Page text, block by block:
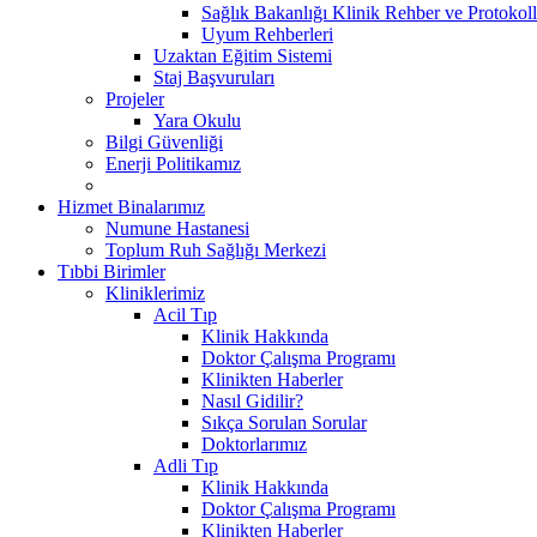
Sağlık Bakanlığı Klinik Rehber ve
Uyum Rehberleri
Uzaktan Eğitim Sistemi
Staj Başvuruları
Projeler
Yara Okulu
Bilgi Güvenliği
Enerji Politikamız
Hizmet Binalarımız
Numune Hastanesi
Toplum Ruh Sağlığı Merkezi
Tıbbi Birimler
Kliniklerimiz
Acil Tıp
Klinik Hakkında
Doktor Çalışma Programı
Klinikten Haberler
Nasıl Gidilir?
Sıkça Sorulan Sorular
Doktorlarımız
Adli Tıp
Klinik Hakkında
Doktor Çalışma Programı
Klinikten Haberler